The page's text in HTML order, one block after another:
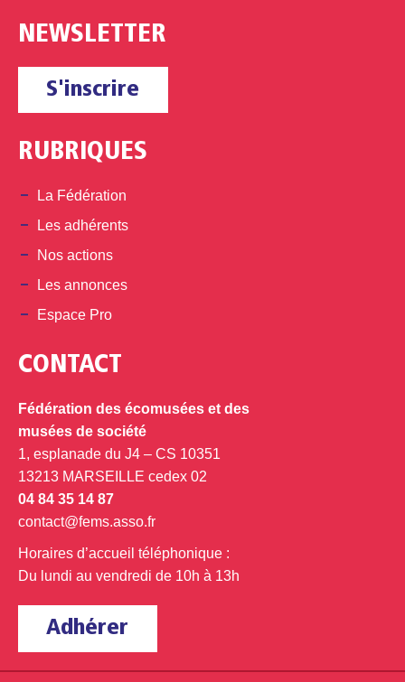
NEWSLETTER
S'inscrire
RUBRIQUES
La Fédération
Les adhérents
Nos actions
Les annonces
Espace Pro
CONTACT
Fédération des écomusées et des
musées de société
1, esplanade du J4 – CS 10351
13213 MARSEILLE cedex 02
04 84 35 14 87
contact@fems.asso.fr
Horaires d’accueil téléphonique :
Du lundi au vendredi de 10h à 13h
Adhérer